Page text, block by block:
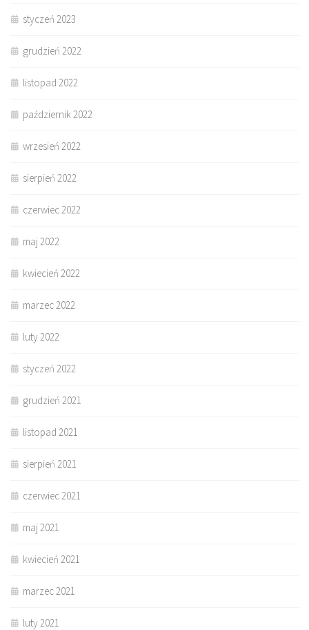
styczeń 2023
grudzień 2022
listopad 2022
październik 2022
wrzesień 2022
sierpień 2022
czerwiec 2022
maj 2022
kwiecień 2022
marzec 2022
luty 2022
styczeń 2022
grudzień 2021
listopad 2021
sierpień 2021
czerwiec 2021
maj 2021
kwiecień 2021
marzec 2021
luty 2021